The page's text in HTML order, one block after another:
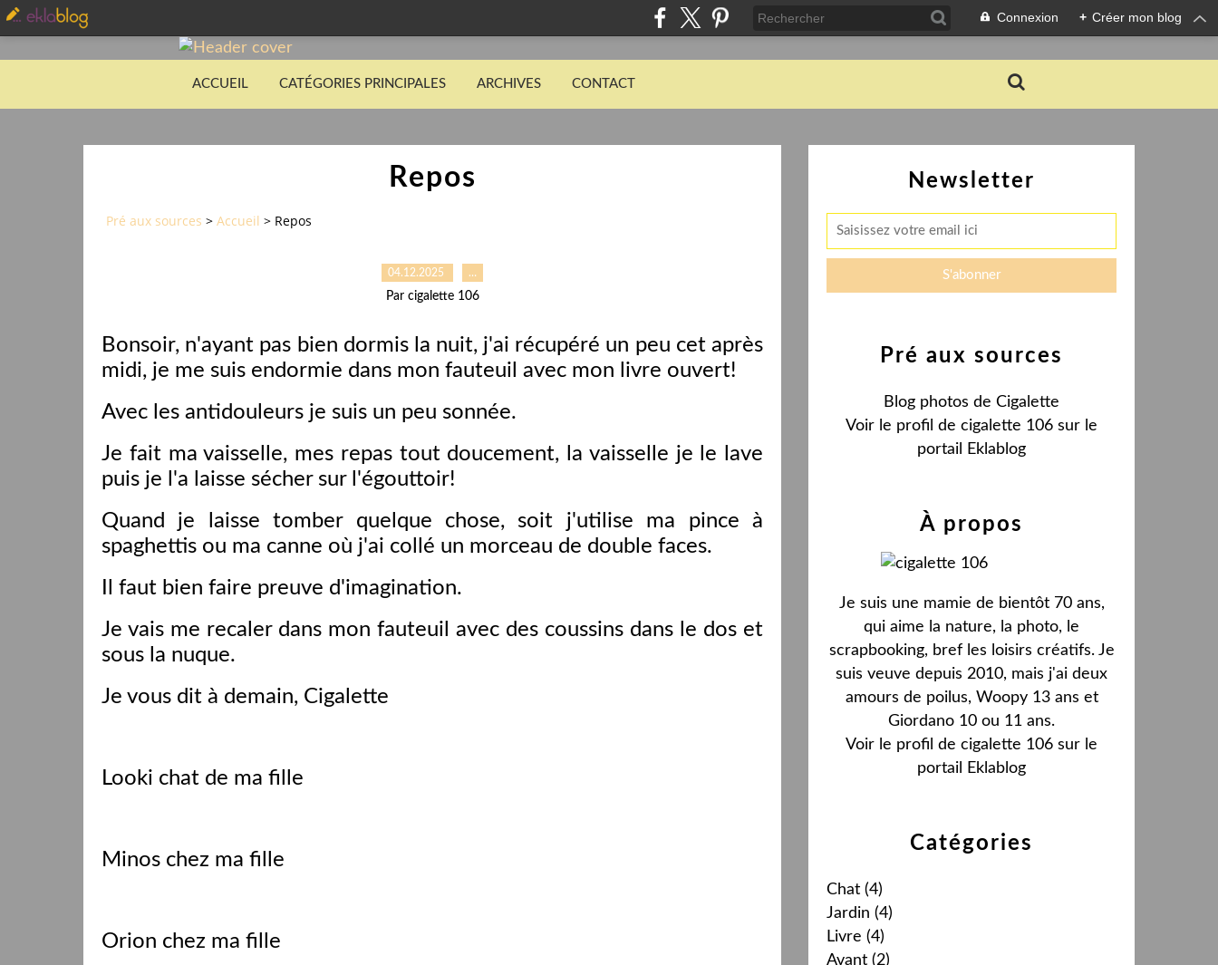
Connexion + Créer mon blog
ACCUEIL CATÉGORIES PRINCIPALES ARCHIVES CONTACT
Repos
Pré aux sources > Accueil > Repos
04.12.2025 …
Par cigalette 106
Bonsoir, n'ayant pas bien dormis la nuit, j'ai récupéré un peu cet après
midi, je me suis endormie dans mon fauteuil avec mon livre ouvert!
Avec les antidouleurs je suis un peu sonnée.
Je fait ma vaisselle, mes repas tout doucement, la vaisselle je le lave
puis je l'a laisse sécher sur l'égouttoir!
Quand je laisse tomber quelque chose, soit j'utilise ma pince à
spaghettis ou ma canne où j'ai collé un morceau de double faces.
Il faut bien faire preuve d'imagination.
Je vais me recaler dans mon fauteuil avec des coussins dans le dos et
sous la nuque.
Je vous dit à demain, Cigalette
Looki chat de ma fille
Minos chez ma fille
Orion chez ma fille
Newsletter
Catégories
Chat (4)
Jardin (4)
Livre (4)
Avant (2)
Pré aux sources
Blog photos de Cigalette
Voir le profil de cigalette 106 sur le
portail Eklablog
À propos
Je suis une mamie de bientôt 70 ans,
qui aime la nature, la photo, le
scrapbooking, bref les loisirs créatifs. Je
suis veuve depuis 2010, mais j'ai deux
amours de poilus, Woopy 13 ans et
Giordano 10 ou 11 ans.
Voir le profil de cigalette 106 sur le
portail Eklablog